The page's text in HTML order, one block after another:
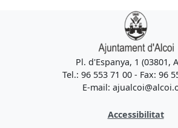
Pl. d'Espanya, 1 (03801,
Tel.: 96 553 71 00 - Fax: 96
E-mail:
Accessibilitat